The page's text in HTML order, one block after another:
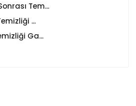
Tem...
...
Ga...